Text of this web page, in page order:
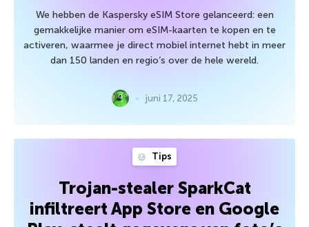
We hebben de Kaspersky eSIM Store gelanceerd: een
gemakkelijke manier om eSIM-kaarten te kopen en te
activeren, waarmee je direct mobiel internet hebt in meer
dan 150 landen en regio’s over de hele wereld.
juni 17, 2025
Tips
Trojan-stealer SparkCat
infiltreert App Store en Google